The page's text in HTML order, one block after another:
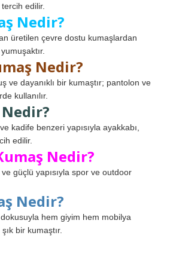
edilir.
Nedir?
üretilen çevre dostu kumaşlardan
Nedir?
ve dayanıklı bir kumaştır; pantolon ve
kullanılır.
kadife benzeri yapısıyla ayakkabı,
edilir.
Nedir?
güçlü yapısıyla spor ve outdoor
Nedir?
hem giyim hem mobilya
bir kumaştır.